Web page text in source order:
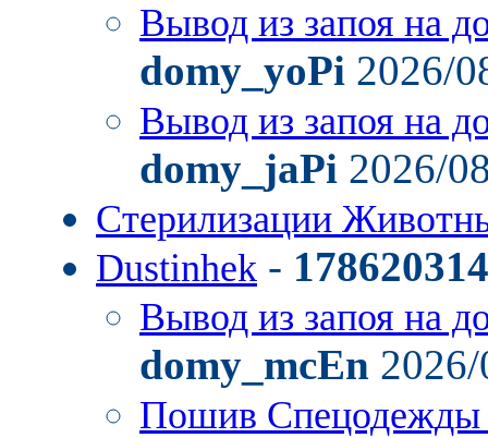
Вывод из запоя на
domy_yoPi 2026/
Вывод из запоя на
domy_jaPi 2026/
Стерилизации
Dustinhek -
Вывод из запоя на
domy_mcEn
Пошив